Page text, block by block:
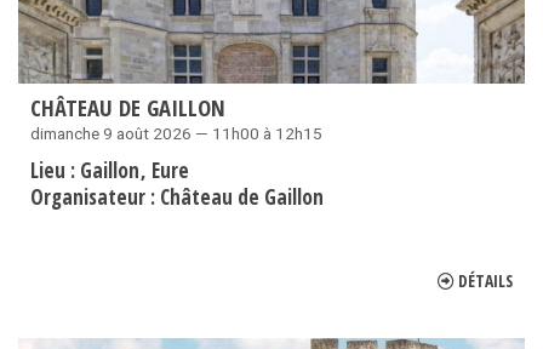
CHÂTEAU DE GAILLON
dimanche 9 août 2026 — 11h00 à 12h15
Lieu : Gaillon Eure
Organisateur : Château de Gaillon
DÉTAILS